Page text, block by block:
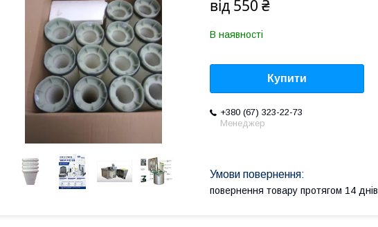
від 550 ₴
В наявності
Купити
+380 (67) 323-22-73
Менеджер
повернення товару протягом 14 днів